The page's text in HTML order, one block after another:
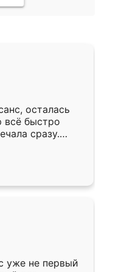
осталась
всё быстро
сразу.
подошёл к
Собрали
даже
уже не первый